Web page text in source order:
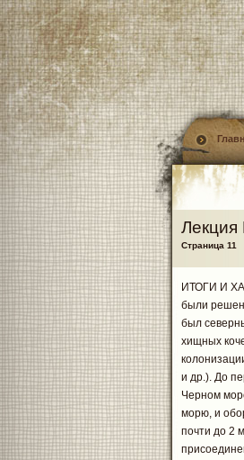
Лекция
Страница 11
ИТОГИ И
были
был
хищных
и др.). До
Черном
морю, и
почти до 2